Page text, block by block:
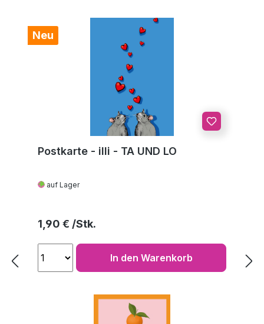
Neu
Postkarte - illi - TA UND LO
auf Lager
Regulärer Preis:
1,90 €
In den Warenkorb